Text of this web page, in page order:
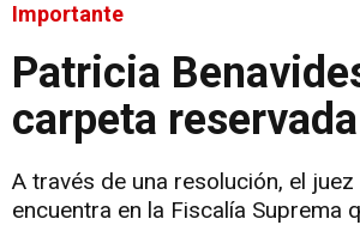
Importante
Patricia
carpeta
A través de una resolución, el
encuentra en la Fiscalía Suprema